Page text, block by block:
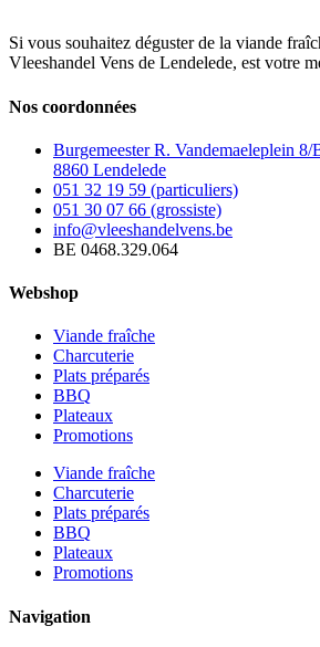
Si vous souhaitez déguster de la viande
Vleeshandel Vens de Lendelede, est votre
Nos coordonnées
Burgemeester R. Vandemaeleplein 8/
8860 Lendelede
051 32 19 59 (particuliers)
051 30 07 66 (grossiste)
info@vleeshandelvens.be
BE 0468.329.064
Webshop
Viande fraîche
Charcuterie
Plats préparés
BBQ
Plateaux
Promotions
Viande fraîche
Charcuterie
Plats préparés
BBQ
Plateaux
Promotions
Navigation